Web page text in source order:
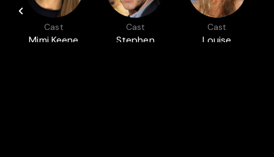
Cast
Mimi Keene
Cast
Stephen
Cast
Louise